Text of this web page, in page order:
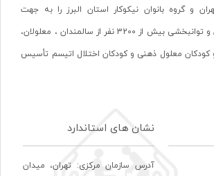
و گروه بانوان نیکوکار استان البرز را به جهت
مراقبت ، درمان ، آموزش و توانبخشی بیش از 3200 نفر از سالمندان ، معلولان،
و کودکان معلول ذهنی و کودکان اختلال اتیسم تأسیس
نشان های استاندارد
آدرس سازمان مرکزی: تهران، ميدان